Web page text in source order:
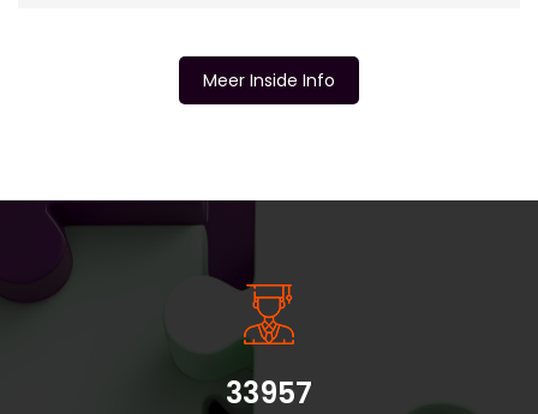
Meer Inside Info
INSIDE INFORMATIE
33957